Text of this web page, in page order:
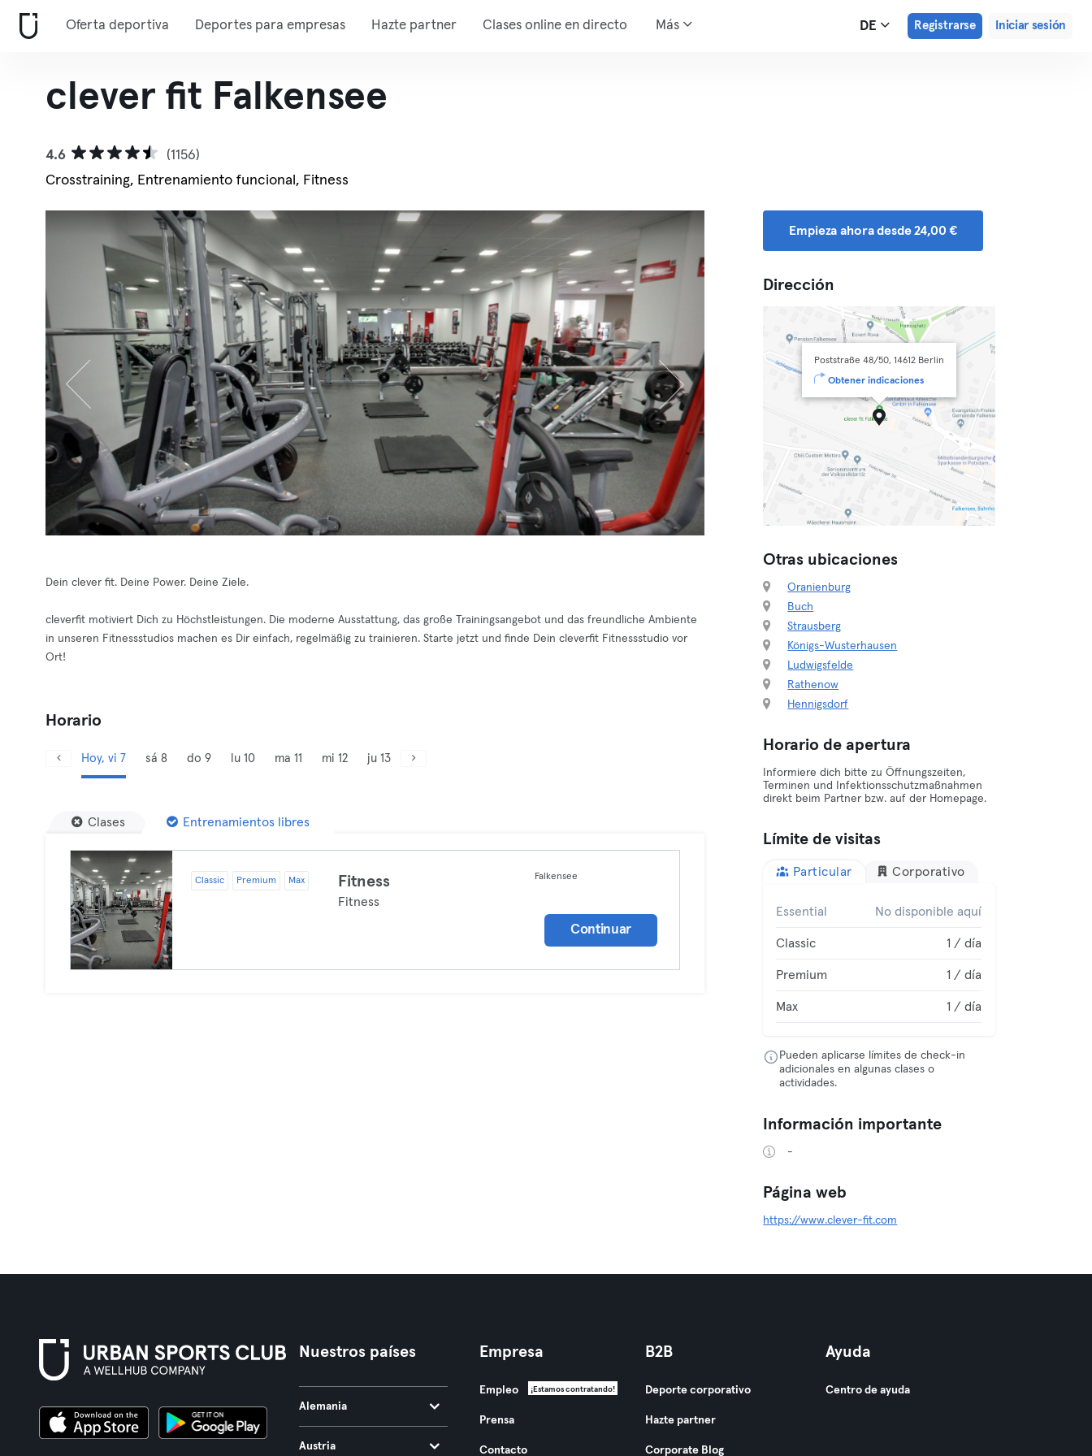
Oferta deportiva Deportes para empresas Hazte partner Clases online en directo Más DE Registrarse Iniciar sesión
clever fit Falkensee
4.6
(1156)
Crosstraining, Entrenamiento funcional, Fitness
Dein clever fit. Deine Power. Deine Ziele.
cleverfit motiviert Dich zu Höchstleistungen. Die moderne Ausstattung, das große Trainingsangebot und das freundliche Ambiente
in unseren Fitnessstudios machen es Dir einfach, regelmäßig zu trainieren. Starte jetzt und finde Dein cleverfit Fitnessstudio vor
Ort!
Horario
Hoy, vi 7 sá 8 do 9 lu 10 ma 11 mi 12 ju 13
Clases Entrenamientos libres
Classic Premium Max Fitness
Fitness
Falkensee
Continuar
Empieza ahora desde 24,00 €
Dirección
Poststraße 48/50, 14612 Berlin
Obtener indicaciones
Otras ubicaciones
Oranienburg
Buch
Strausberg
Königs-Wusterhausen
Ludwigsfelde
Rathenow
Hennigsdorf
Horario de apertura
Informiere dich bitte zu Öffnungszeiten,
Terminen und Infektionsschutzmaßnahmen
direkt beim Partner bzw. auf der Homepage.
Límite de visitas
Particular Corporativo
Essential No disponible aquí
Classic 1 / día
Premium 1 / día
Max 1 / día
Pueden aplicarse límites de check-in
adicionales en algunas clases o
actividades.
Información importante
-
Página web
https://www.clever-fit.com
Nuestros países
Alemania
Austria
Empresa
Empleo ¡Estamos contratando!
Prensa
Contacto
B2B
Deporte corporativo
Hazte partner
Corporate Blog
Ayuda
Centro de ayuda